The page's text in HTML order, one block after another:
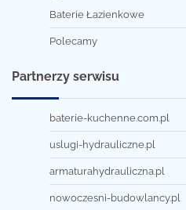
Baterie Łazienkowe
Polecamy
Partnerzy serwisu
baterie-kuchenne.com.pl
uslugi-hydrauliczne.pl
armaturahydrauliczna.pl
nowoczesni-budowlancy.pl